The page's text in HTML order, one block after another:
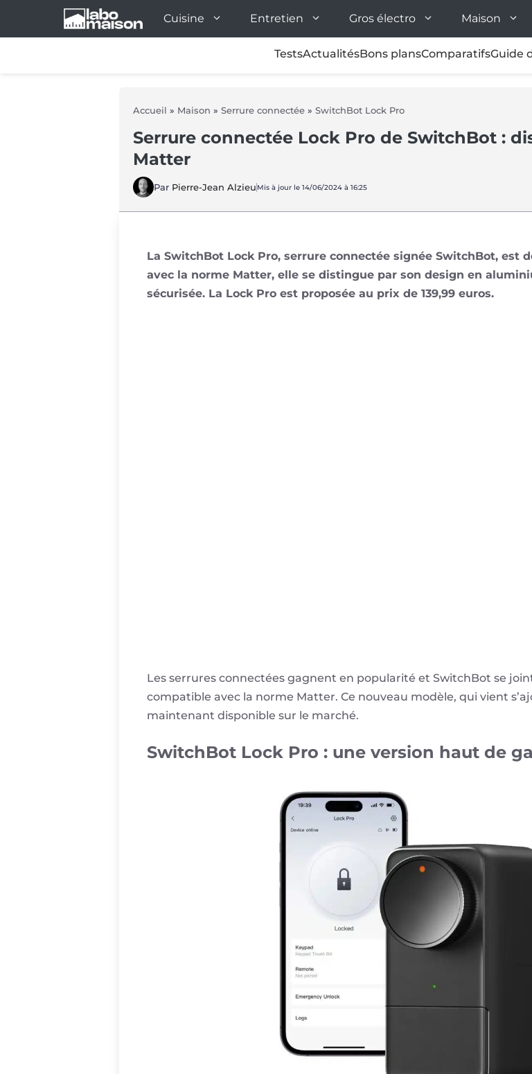
Cuisine Entretien Gros électro Maison
TestsActualitésBons plansComparatifsGuide
Accueil » Maison » Serrure connectée » SwitchBot Lock Pro
Serrure connectée Lock Pro de SwitchBot :
Matter
Par Pierre-Jean Alzieu Mis à jour le 14/06/2024 à 16:25
La SwitchBot Lock Pro, serrure connectée signée SwitchBot, est
avec la norme Matter, elle se distingue par son design en
sécurisée. La Lock Pro est proposée au prix de 139,99 euros.
Les serrures connectées gagnent en popularité et SwitchBot se
compatible avec la norme Matter. Ce nouveau modèle, qui vient
maintenant disponible sur le marché.
SwitchBot Lock Pro : une version haut de